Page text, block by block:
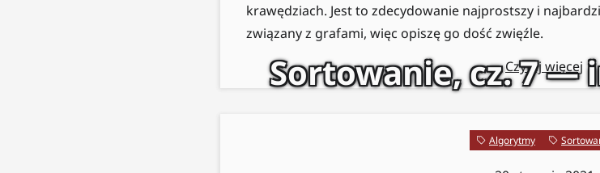
krawędziach. Jest to zdecydowanie najprostszy i
związany z grafami, więc opiszę go dość zwięźle.
Czytaj więcej
Sortowanie, cz. 7 —
Algorytmy